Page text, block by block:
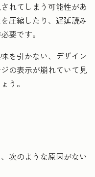
れてしまう可能性があ
圧縮したり、遅延読み
要です。
を引かない、デザイン
の表示が崩れていて見
う。
次のような原因がない